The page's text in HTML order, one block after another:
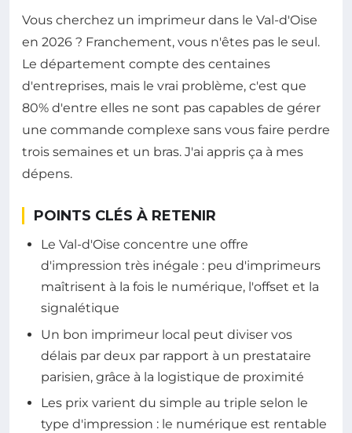
Vous cherchez un imprimeur dans le Val-d'Oise
en 2026 ? Franchement, vous n'êtes pas le seul.
Le département compte des centaines
d'entreprises, mais le vrai problème, c'est que
80% d'entre elles ne sont pas capables de gérer
une commande complexe sans vous faire perdre
trois semaines et un bras. J'ai appris ça à mes
dépens.
POINTS CLÉS À RETENIR
Le Val-d'Oise concentre une offre
d'impression très inégale : peu d'imprimeurs
maîtrisent à la fois le numérique, l'offset et la
signalétique
Un bon imprimeur local peut diviser vos
délais par deux par rapport à un prestataire
parisien, grâce à la logistique de proximité
Les prix varient du simple au triple selon le
type d'impression : le numérique est rentable